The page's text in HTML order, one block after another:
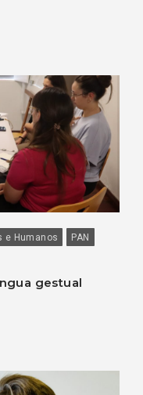
e Humanos
PAN
gestual